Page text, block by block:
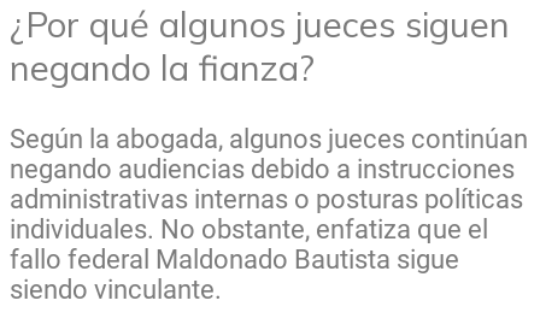
¿Por qué algunos jueces siguen
negando la fianza?
Según la abogada, algunos jueces continúan
negando audiencias debido a instrucciones
administrativas internas o posturas políticas
individuales. No obstante, enfatiza que el
fallo federal Maldonado Bautista sigue
siendo vinculante.